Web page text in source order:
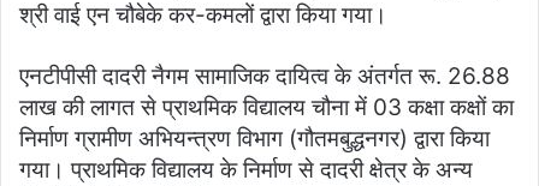
श्री वाई एन चौबेके कर-कमलों द्वारा किया गया।
एनटीपीसी दादरी नैगम सामाजिक दायित्व के अंतर्गत रू. 26.88
लाख की लागत से प्राथमिक विद्यालय चौना में 03 कक्षा कक्षों का
निर्माण ग्रामीण अभियन्त्रण विभाग (गौतमबुद्धनगर) द्वारा किया
गया। प्राथमिक विद्यालय के निर्माण से दादरी क्षेत्र के अन्य